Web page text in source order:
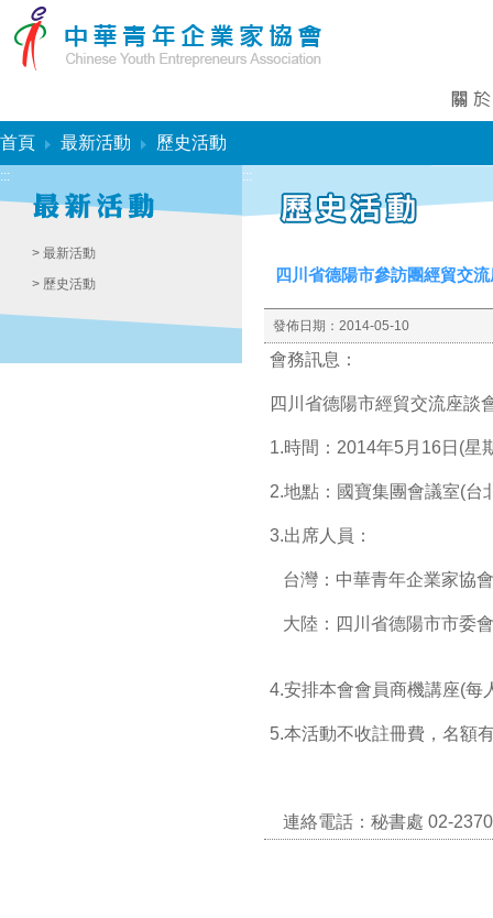
首頁 最新活動 歷史活動
:::
> 最新活動
> 歷史活動
:::
四川省德陽市參訪團經貿交
發佈日期： 2014-05-10
會務訊息：
四川省德陽市經貿交流座談
1.時間：2014年5月16日(星
2.地點：國寶集團會議室(台
3.出席人員：
台灣：中華青年企業家協
大陸：四川省德陽市市委
4.安排本會會員商機講座(每
5.本活動不收註冊費，名額
連絡電話：秘書處 02-